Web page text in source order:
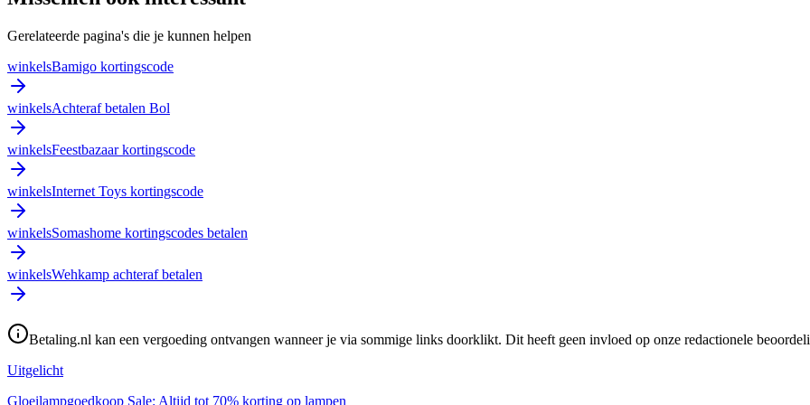
Gerelateerde pagina's die je kunnen helpen
winkelsBamigo kortingscode
winkelsAchteraf betalen Bol
winkelsFeestbazaar kortingscode
winkelsInternet Toys kortingscode
winkelsSomashome kortingscodes betalen
winkelsWehkamp achteraf betalen
Betaling.nl kan een vergoeding ontvangen wanneer je via sommige links doorklikt. Dit heeft geen invloed op onze redactionele
Uitgelicht
Gloeilampgoedkoop Sale: Altijd tot 70% korting op lampen